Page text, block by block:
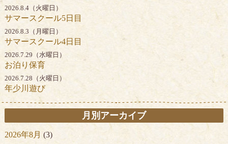
2026.8.4（火曜日）
サマースクール5日目
2026.8.3（月曜日）
サマースクール4日目
2026.7.29（水曜日）
お泊り保育
2026.7.28（火曜日）
年少川遊び
月別アーカイブ
2026年8月 (3)